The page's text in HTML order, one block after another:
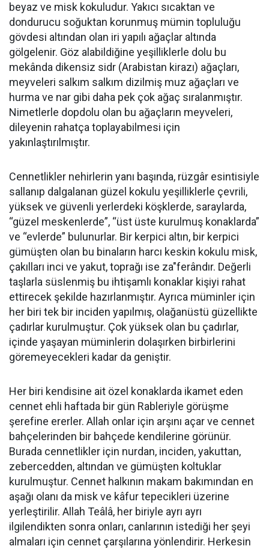
beyaz ve misk kokuludur. Yakıcı sıcaktan ve
dondurucu soğuktan korunmuş mümin topluluğu
gövdesi altından olan iri yapılı ağaçlar altında
gölgelenir. Göz alabildiğine yeşilliklerle dolu bu
mekânda dikensiz sidr (Arabistan kirazı) ağaçları,
meyveleri salkım salkım dizilmiş muz ağaçları ve
hurma ve nar gibi daha pek çok ağaç sıralanmıştır.
Nimetlerle dopdolu olan bu ağaçların meyveleri,
dileyenin rahatça toplayabilmesi için
yakınlaştırılmıştır.
Cennetlikler nehirlerin yanı başında, rüzgâr esintisiyle
sallanıp dalgalanan güzel kokulu yeşilliklerle çevrili,
yüksek ve güvenli yerlerdeki köşklerde, saraylarda,
“güzel meskenlerde”, “üst üste kurulmuş konaklarda”
ve “evlerde” bulunurlar. Bir kerpici altın, bir kerpici
gümüşten olan bu binaların harcı keskin kokulu misk,
çakılları inci ve yakut, toprağı ise za"ferândır. Değerli
taşlarla süslenmiş bu ihtişamlı konaklar kişiyi rahat
ettirecek şekilde hazırlanmıştır. Ayrıca müminler için
her biri tek bir inciden yapılmış, olağanüstü güzellikte
çadırlar kurulmuştur. Çok yüksek olan bu çadırlar,
içinde yaşayan müminlerin dolaşırken birbirlerini
göremeyecekleri kadar da geniştir.
Her biri kendisine ait özel konaklarda ikamet eden
cennet ehli haftada bir gün Rableriyle görüşme
şerefine ererler. Allah onlar için arşını açar ve cennet
bahçelerinden bir bahçede kendilerine görünür.
Burada cennetlikler için nurdan, inciden, yakuttan,
zebercedden, altından ve gümüşten koltuklar
kurulmuştur. Cennet halkının makam bakımından en
aşağı olanı da misk ve kâfur tepecikleri üzerine
yerleştirilir. Allah Teâlâ, her biriyle ayrı ayrı
ilgilendikten sonra onları, canlarının istediği her şeyi
almaları için cennet çarşılarına yönlendirir. Herkesin